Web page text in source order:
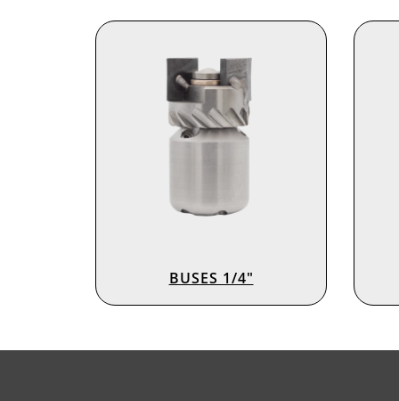
BUSES 1/4″